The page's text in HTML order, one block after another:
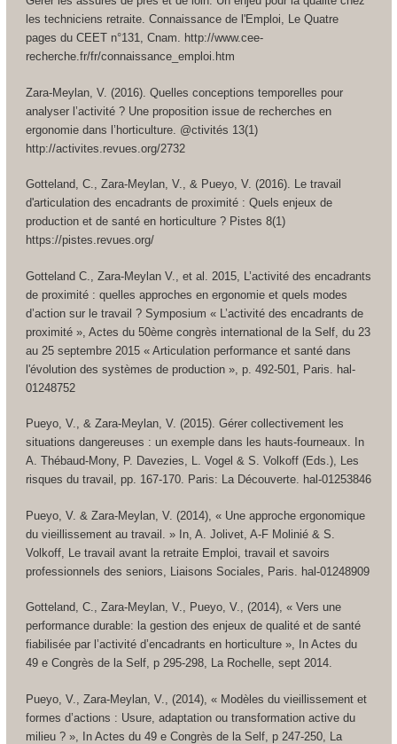
les techniciens retraite. Connaissance de l'Emploi, Le Quatre
pages du CEET n°131, Cnam. http://www.cee-
recherche.fr/fr/connaissance_emploi.htm
Zara-Meylan, V. (2016). Quelles conceptions temporelles pour
analyser l’activité ? Une proposition issue de recherches en
ergonomie dans l’horticulture. @ctivités 13(1)
http://activites.revues.org/2732
Gotteland, C., Zara-Meylan, V., & Pueyo, V. (2016). Le travail
d'articulation des encadrants de proximité : Quels enjeux de
production et de santé en horticulture ? Pistes 8(1)
https://pistes.revues.org/
Gotteland C., Zara-Meylan V., et al. 2015, L’activité des encadrants
de proximité : quelles approches en ergonomie et quels modes
d’action sur le travail ? Symposium « L’activité des encadrants de
proximité », Actes du 50ème congrès international de la Self, du 23
au 25 septembre 2015 « Articulation performance et santé dans
l'évolution des systèmes de production », p. 492-501, Paris. hal-
01248752
Pueyo, V., & Zara-Meylan, V. (2015). Gérer collectivement les
situations dangereuses : un exemple dans les hauts-fourneaux. In
A. Thébaud-Mony, P. Davezies, L. Vogel & S. Volkoff (Eds.), Les
risques du travail, pp. 167-170. Paris: La Découverte. hal-01253846
Pueyo, V. & Zara-Meylan, V. (2014), « Une approche ergonomique
du vieillissement au travail. » In, A. Jolivet, A-F Molinié & S.
Volkoff, Le travail avant la retraite Emploi, travail et savoirs
professionnels des seniors, Liaisons Sociales, Paris. hal-01248909
Gotteland, C., Zara-Meylan, V., Pueyo, V., (2014), « Vers une
performance durable: la gestion des enjeux de qualité et de santé
fiabilisée par l’activité d’encadrants en horticulture », In Actes du
49 e Congrès de la Self, p 295-298, La Rochelle, sept 2014.
Pueyo, V., Zara-Meylan, V., (2014), « Modèles du vieillissement et
formes d’actions : Usure, adaptation ou transformation active du
milieu ? », In Actes du 49 e Congrès de la Self, p 247-250, La